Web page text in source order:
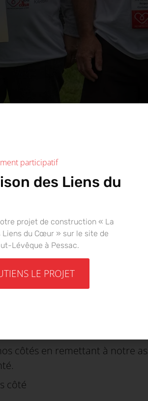
DU
Sportif de Bellegrave à
et ateliers proposés
côtés en remettant à notre
côté
participatif
des Liens du
projet de construction « La
Liens du Cœur » sur le site de
Lévêque à Pessac.
LE PROJET